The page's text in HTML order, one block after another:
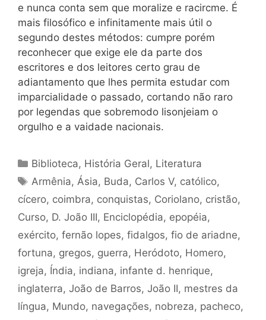
e nunca conta sem que moralize e racircme. É
mais filosófico e infinitamente mais útil o
segundo destes métodos: cumpre porém
reconhecer que exige ele da parte dos
escritores e dos leitores certo grau de
adiantamento que lhes permita estudar com
imparcialidade o passado, cortando não raro
por legendas que sobremodo lisonjeiam o
orgulho e a vaidade nacionais.
Categorias
Biblioteca, História Geral, Literatura
Tags
Armênia,Ásia, Buda, Carlos V, católico,
cícero, coimbra, conquistas, Coriolano, cristão,
Curso, D. João III, Enciclopédia, epopéia,
exército, fernão lopes, fidalgos, fio de ariadne,
fortuna, gregos, guerra, Heródoto, Homero,
igreja, Índia, indiana, infante d. henrique,
inglaterra, João de Barros, João II, mestres da
língua, Mundo, navegações, nobreza, pacheco,